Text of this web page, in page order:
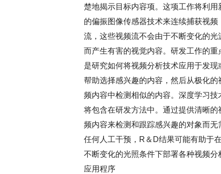
楚地揭示目标内容项。这项工作将利用
的偏振图像传感器技术来连续捕获视频
流，这些视频流不会由于不断变化的光
而产生有害的视觉内容。研发工作的重
是研究如何将视频分析技术应用于发现
帮助选择感兴趣的内容，然后从极化的
频内容中检测相似的内容。深度学习技
将包含在研发方法中。通过提供清晰的
频内容来检测和跟踪感兴趣的对象而无
任何人工干预，R＆D结果可能有助于
不断变化的光照条件下部署各种视频分
应用程序